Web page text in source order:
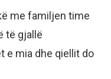
me familjen time
të gjallë
e mia dhe qiellit do